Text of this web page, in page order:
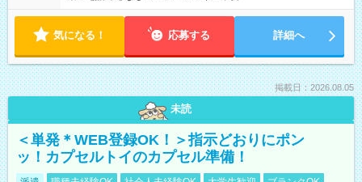
気になる！ 応募する 詳細へ
掲載日：2026.08.05
未読
＜単発＊WEB登録OK！＞指示どおりにポン
ッ！カプセルトイのカプセル準備！